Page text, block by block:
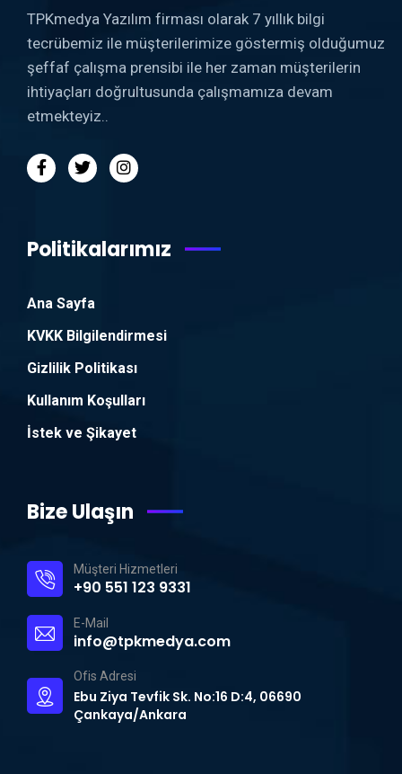
TPKmedya Yazılım firması olarak 7 yıllık bilgi
tecrübemiz ile müşterilerimize göstermiş olduğumuz
şeffaf çalışma prensibi ile her zaman müşterilerin
ihtiyaçları doğrultusunda çalışmamıza devam
etmekteyiz..
Politikalarımız
Ana Sayfa
KVKK Bilgilendirmesi
Gizlilik Politikası
Kullanım Koşulları
İstek ve Şikayet
Bize Ulaşın
Müşteri Hizmetleri
+90 551 123 9331
E-Mail
info@tpkmedya.com
Ofis Adresi
Ebu Ziya Tevfik Sk. No:16 D:4, 06690
Çankaya/Ankara